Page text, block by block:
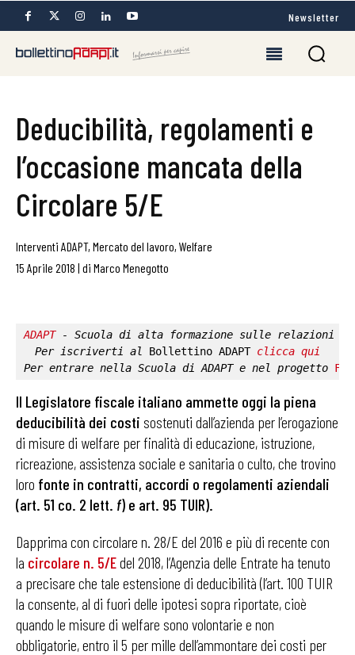
Newsletter
Deducibilità, regolamenti e
l’occasione mancata della
Circolare 5/E
Interventi ADAPT, Mercato del lavoro, Welfare
15 Aprile 2018 | di Marco Menegotto
ADAPT - Scuola di alta formazione sulle relazioni
Per iscriverti al Bollettino ADAPT clicca qui
Per entrare nella Scuola di ADAPT e nel progetto
Il Legislatore fiscale italiano ammette oggi la piena
deducibilità dei costi sostenuti dall’azienda per l’erogazione
di misure di welfare per finalità di educazione, istruzione,
ricreazione, assistenza sociale e sanitaria o culto, che trovino
loro fonte in contratti, accordi o regolamenti aziendali
(art. 51 co. 2 lett. f) e art. 95 TUIR).
Dapprima con circolare n. 28/E del 2016 e più di recente con
la circolare n. 5/Edel 2018, l’Agenzia delle Entrate ha tenuto
a precisare che tale estensione di deducibilità (l’art. 100 TUIR
la consente, al di fuori delle ipotesi sopra riportate, cioè
quando le misure di welfare sono volontarie e non
obbligatorie, entro il 5 per mille dell’ammontare dei costi per